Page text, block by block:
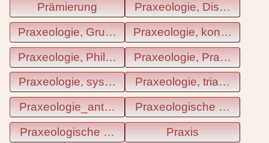
Prämierung
Praxeologie, Disziplinen
Praxeologie, GrundannahmenPraxeologie, konnektive
Praxeologie, Philosophische abstrakte
Praxeologie, Praxiologie
Praxeologie, systemischePraxeologie, triadische
Praxeologie_anthropologische
Praxeologische
Praxeologische BeziehungenPraxis